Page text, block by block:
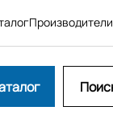
Производители